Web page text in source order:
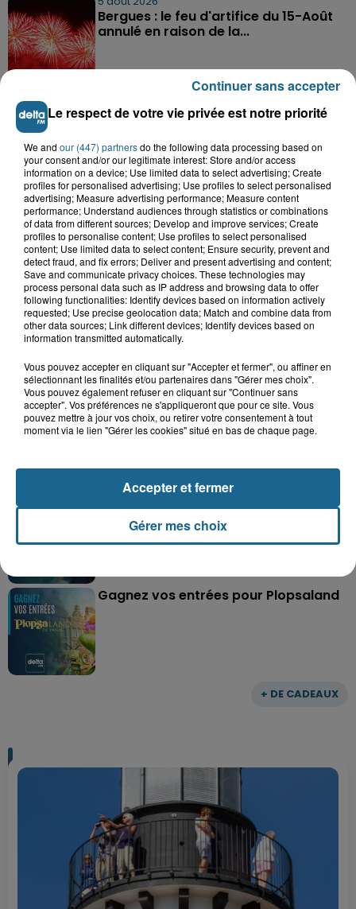
Bergues : le feu d'artifice du 15-Août
annulé en raison de la...
A GAGNER
+ DE CADEAUX
Grand jeu de l'été : les cabines de plages
Gagnez vos entrées pour Dennlys
Parc
Bagatelle
Gagnez vos entrées pour Plopsaland
Le respect de votre vie privée est notre priorité
We and our (447) partnersdo the following data processing based on
your consent and/or our legitimate interest: Store and/or access
information on a device; Use limited data to select advertising; Create
profiles for personalised advertising; Use profiles to select personalised
advertising; Measure advertising performance; Measure content
performance; Understand audiences through statistics or combinations
of data from different sources; Develop and improve services; Create
profiles to personalise content; Use profiles to select personalised
content; Use limited data to select content; Ensure security, prevent and
detect fraud, and fix errors; Deliver and present advertising and content;
Save and communicate privacy choices. These technologies may
process personal data such as IP address and browsing data to offer
following functionalities: Identify devices based on information actively
requested; Use precise geolocation data; Match and combine data from
other data sources; Link different devices; Identify devices based on
information transmitted automatically.
Vous pouvez accepter en cliquant sur "Accepter et fermer", ou affiner en
sélectionnant les finalités et/ou partenaires dans "Gérer mes choix".
Vous pouvez également refuser en cliquant sur "Continuer sans
accepter". Vos préférences ne s'appliqueront que pour ce site. Vous
pouvez mettre à jour vos choix, ou retirer votre consentement à tout
moment via le lien "Gérer les cookies" situé en bas de chaque page.
Gérer mes choix
Accepter et fermer
Continuer sans accepter